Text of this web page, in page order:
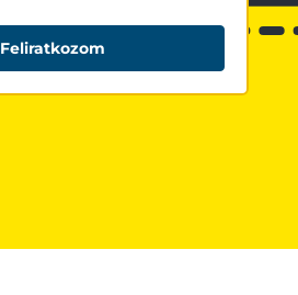
Feliratkozom